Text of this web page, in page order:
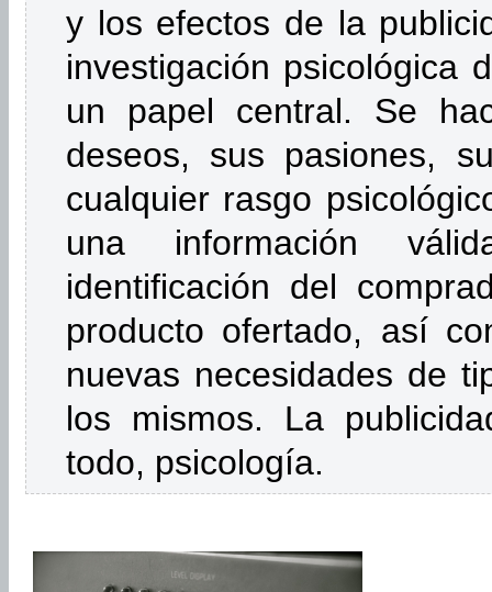
y los efectos de la
investigación psicológica
un papel central. Se
deseos, sus pasiones,
cualquier rasgo
una información
identificación del
producto ofertado, así
nuevas necesidades de
los mismos. La
todo, psicología.